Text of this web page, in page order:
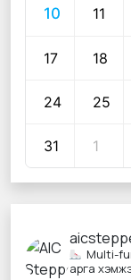
10 11
17 18
24 25
31 1
Multi-
арга